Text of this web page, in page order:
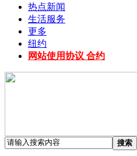
热点新闻
生活服务
更多
纽约
网站使用协议 合约
搜索